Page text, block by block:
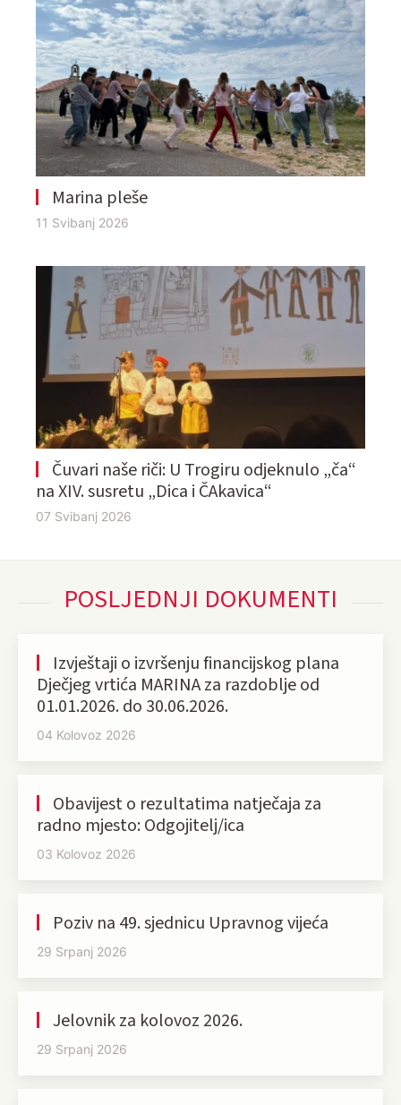
Marina pleše
11 Svibanj 2026
Čuvari naše riči: U Trogiru odjeknulo „ča“
na XIV. susretu „Dica i ČAkavica“
07 Svibanj 2026
POSLJEDNJI DOKUMENTI
Izvještaji o izvršenju financijskog plana
Dječjeg vrtića MARINA za razdoblje od
01.01.2026. do 30.06.2026.
04 Kolovoz 2026
Obavijest o rezultatima natječaja za
radno mjesto: Odgojitelj/ica
03 Kolovoz 2026
Poziv na 49. sjednicu Upravnog vijeća
29 Srpanj 2026
Jelovnik za kolovoz 2026.
29 Srpanj 2026